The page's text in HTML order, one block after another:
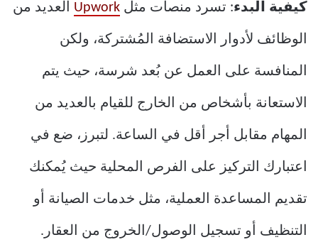
كيفية البدء: تسرد منصات مثل Upwork العديد من
الوظائف لأدوار الاستضافة المُشتركة، ولكن
المنافسة على العمل عن بُعد شرسة، حيث يتم
الاستعانة بأشخاص من الخارج للقيام بالعديد من
المهام مقابل أجر أقل في الساعة. لتبرز، ضع في
اعتبارك التركيز على الفرص المحلية حيث يُمكنك
تقديم المساعدة العملية، مثل خدمات الصيانة أو
التنظيف أو تسجيل الوصول/الخروج من العقار.